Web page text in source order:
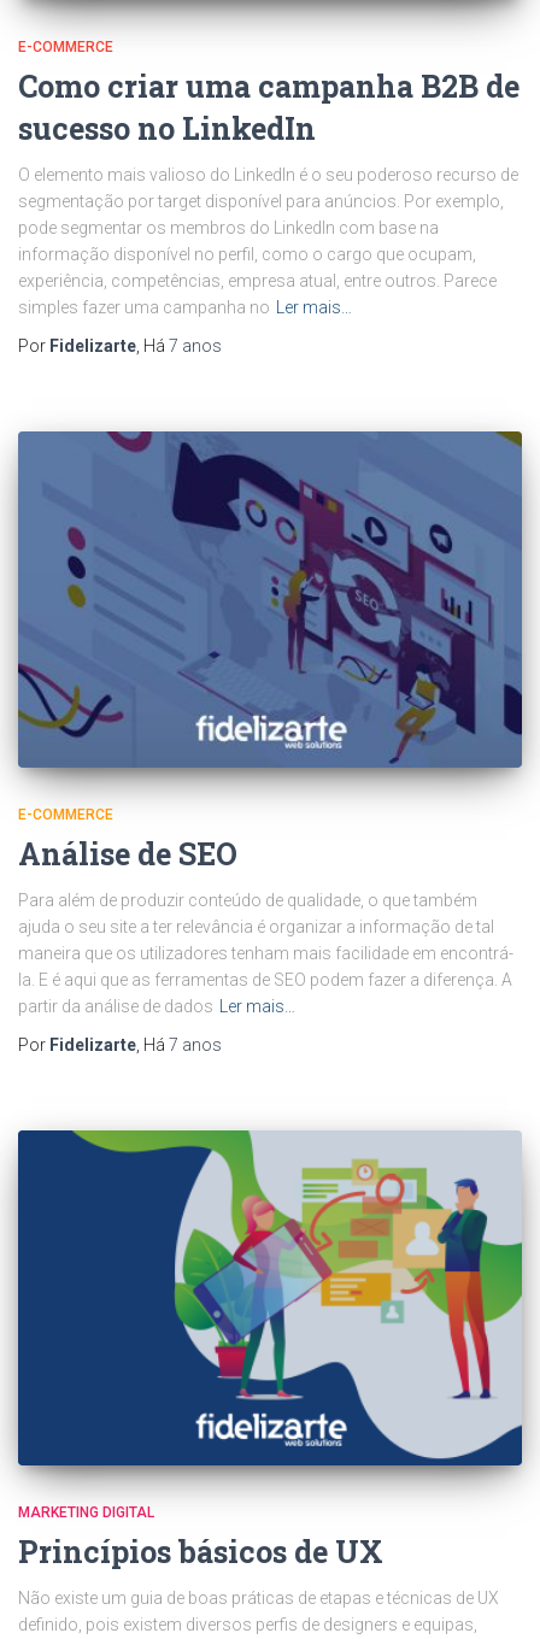
E-COMMERCE
Como criar uma campanha B2B de
sucesso no LinkedIn
O elemento mais valioso do LinkedIn é o seu poderoso recurso de
segmentação por target disponível para anúncios. Por exemplo,
pode segmentar os membros do LinkedIn com base na
informação disponível no perfil, como o cargo que ocupam,
experiência, competências, empresa atual, entre outros. Parece
simples fazer uma campanha no
Ler mais…
Por Fidelizarte , Há 7 anos
E-COMMERCE
Análise de SEO
Para além de produzir conteúdo de qualidade, o que também
ajuda o seu site a ter relevância é organizar a informação de tal
maneira que os utilizadores tenham mais facilidade em encontrá-
la. E é aqui que as ferramentas de SEO podem fazer a diferença. A
partir da análise de dados
Ler mais…
Por Fidelizarte , Há 7 anos
MARKETING DIGITAL
Princípios básicos de UX
Não existe um guia de boas práticas de etapas e técnicas de UX
definido, pois existem diversos perfis de designers e equipas,